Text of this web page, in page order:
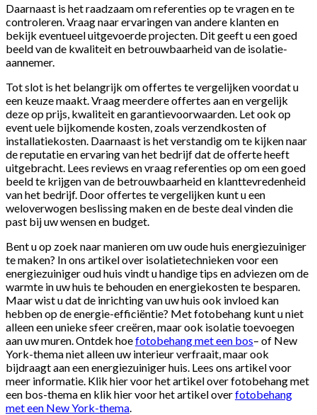
Daarnaast is het raadzaam om referenties op te vragen en te
controleren. Vraag naar ervaringen van andere klanten en
bekijk eventueel uitgevoerde projecten. Dit geeft u een goed
beeld van de kwaliteit en betrouwbaarheid van de isolatie-
aannemer.
Tot slot is het belangrijk om offertes te vergelijken voordat u
een keuze maakt. Vraag meerdere offertes aan en vergelijk
deze op prijs, kwaliteit en garantievoorwaarden. Let ook op
event uele bijkomende kosten, zoals verzendkosten of
installatiekosten. Daarnaast is het verstandig om te kijken naar
de reputatie en ervaring van het bedrijf dat de offerte heeft
uitgebracht. Lees reviews en vraag referenties op om een goed
beeld te krijgen van de betrouwbaarheid en klanttevredenheid
van het bedrijf. Door offertes te vergelijken kunt u een
weloverwogen beslissing maken en de beste deal vinden die
past bij uw wensen en budget.
Bent u op zoek naar manieren om uw oude huis energiezuiniger
te maken? In ons artikel over isolatietechnieken voor een
energiezuiniger oud huis vindt u handige tips en adviezen om de
warmte in uw huis te behouden en energiekosten te besparen.
Maar wist u dat de inrichting van uw huis ook invloed kan
hebben op de energie-efficiëntie? Met fotobehang kunt u niet
alleen een unieke sfeer creëren, maar ook isolatie toevoegen
aan uw muren. Ontdek hoefotobehang met een bos– of New
York-thema niet alleen uw interieur verfraait, maar ook
bijdraagt aan een energiezuiniger huis. Lees ons artikel voor
meer informatie. Klik hier voor het artikel over fotobehang met
een bos-thema en klik hier voor het artikel overfotobehang
met een New York-thema